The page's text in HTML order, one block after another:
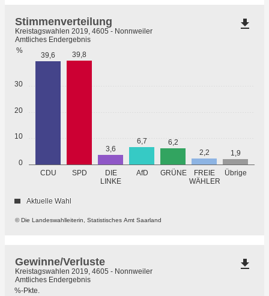
0
10
20
30
%
CDU SPD
DIE
LINKE
AfD GRÜNE FREIE
WÄHLER
Übrige
39,6 39,8
3,6
6,7
6,2
2,2
1,9
© Die Landeswahlleiterin, Statistisches Amt Saarland
Stimmenverteilung
Kreistagswahlen 2019, 4605 - Nonnweiler
Amtliches Endergebnis
Aktuelle Wahl
file_download
%-Pkte.
Gewinne/Verluste
Kreistagswahlen 2019, 4605 - Nonnweiler
Amtliches Endergebnis
file_download